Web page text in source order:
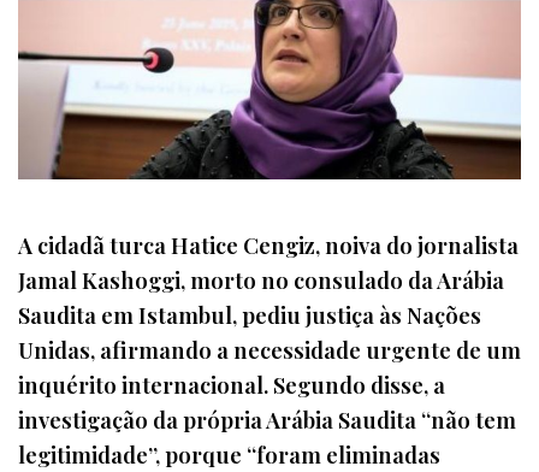
A cidadã turca Hatice Cengiz, noiva do jornalista
Jamal Kashoggi, morto no consulado da Arábia
Saudita em Istambul, pediu justiça às Nações
Unidas, afirmando a necessidade urgente de um
inquérito internacional. Segundo disse, a
investigação da própria Arábia Saudita “não tem
legitimidade”, porque “foram eliminadas